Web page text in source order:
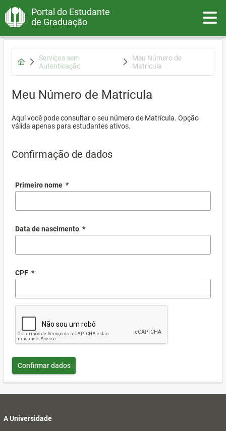
Portal do Estudante
de Graduação
Serviços sem
Autenticação
Meu Número de
Matrícula
Meu Número de Matrícula
Aqui você pode consultar o seu número de Matrícula. Opção
válida apenas para estudantes ativos.
Confirmação de dados
Primeiro nome *
Data de nascimento *
CPF *
Confirmar dados
A Universidade